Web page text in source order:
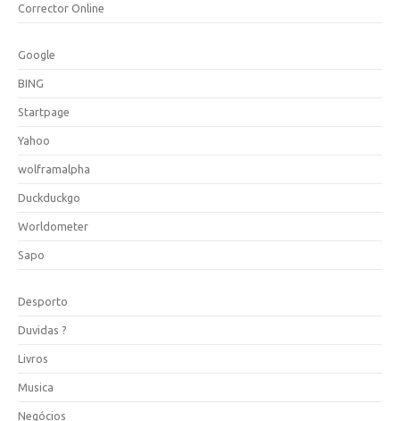
Corrector Online
Google
BING
Startpage
Yahoo
wolframalpha
Duckduckgo
Worldometer
Sapo
Desporto
Duvidas ?
Livros
Musica
Negócios